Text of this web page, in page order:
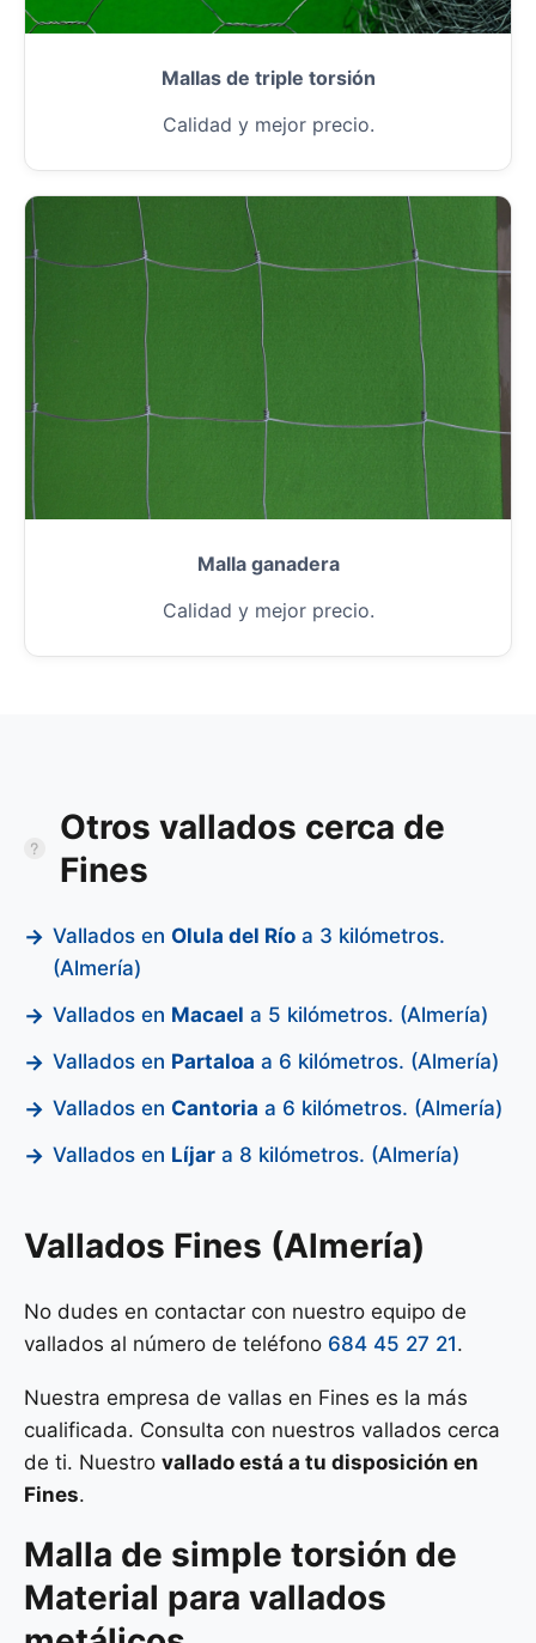
Mallas de triple torsión
Calidad y mejor precio.
Malla ganadera
Calidad y mejor precio.
Otros vallados cerca de
Fines
Vallados en Olula del Río a 3 kilómetros.
(Almería)
Vallados en Macael a 5 kilómetros. (Almería)
Vallados en Partaloa a 6 kilómetros. (Almería)
Vallados en Cantoria a 6 kilómetros. (Almería)
Vallados en Líjar a 8 kilómetros. (Almería)
Vallados Fines (Almería)
No dudes en contactar con nuestro equipo de
vallados al número de teléfono 684 45 27 21.
Nuestra empresa de vallas en Fines es la más
cualificada. Consulta con nuestros vallados cerca
de ti. Nuestro vallado está a tu disposición en
Fines.
Malla de simple torsión de
Material para vallados